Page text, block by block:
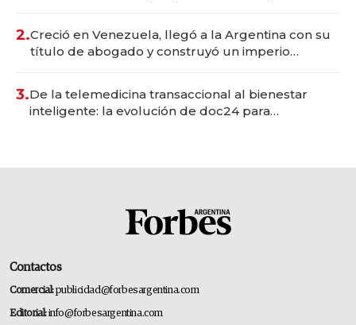
2.Creció en Venezuela, llegó a la Argentina con su
título de abogado y construyó un imperio
3.De la telemedicina transaccional al bienestar
inteligente: la evolución de doc24 para
Contactos
Comercial:publicidad@forbesargentina.com
Editorial:info@forbesargentina.com